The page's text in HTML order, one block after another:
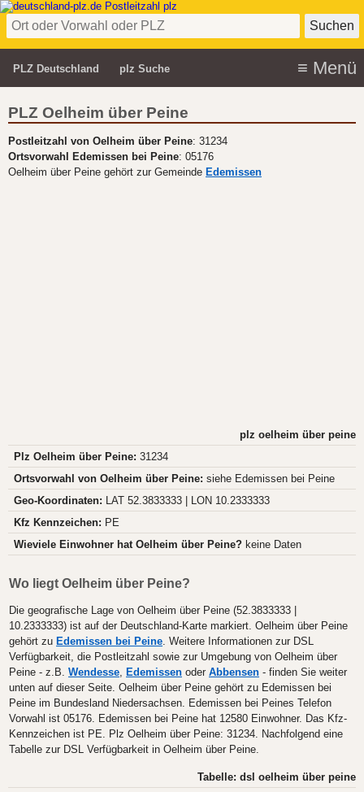
PLZ Deutschland plz Suche
PLZ Oelheim über Peine
Postleitzahl von Oelheim über Peine: 31234
Ortsvorwahl Edemissen bei Peine: 05176
Oelheim über Peine gehört zur Gemeinde Edemissen
plz oelheim über peine
Plz Oelheim über Peine: 31234
Ortsvorwahl von Oelheim über Peine: siehe Edemissen bei Peine
Geo-Koordinaten: LAT 52.3833333 | LON 10.2333333
Kfz Kennzeichen: PE
Wieviele Einwohner hat Oelheim über Peine? keine Daten
Wo liegt Oelheim über Peine?
Die geografische Lage von Oelheim über Peine (52.3833333 |
10.2333333) ist auf der Deutschland-Karte markiert. Oelheim über Peine
gehört zu Edemissen bei Peine. Weitere Informationen zur DSL
Verfügbarkeit, die Postleitzahl sowie zur Umgebung von Oelheim über
Peine - z.B. Wendesse, Edemissen oder Abbensen - finden Sie weiter
unten auf dieser Seite. Oelheim über Peine gehört zu Edemissen bei
Peine im Bundesland Niedersachsen. Edemissen bei Peines Telefon
Vorwahl ist 05176. Edemissen bei Peine hat 12580 Einwohner. Das Kfz-
Kennzeichen ist PE. Plz Oelheim über Peine: 31234. Nachfolgend eine
Tabelle zur DSL Verfügbarkeit in Oelheim über Peine.
Tabelle: dsl oelheim über peine